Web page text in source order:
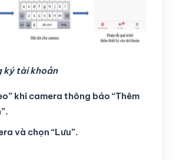
ký tài khoản
khi camera thông báo “Thêm
và chọn “Lưu”.